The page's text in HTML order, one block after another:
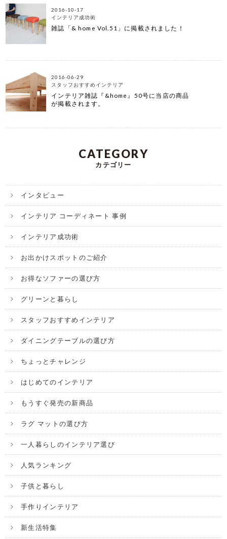
2016-10-17
インテリア成功術
雑誌「& home Vol.51」に掲載されました！
2016-06-29
スタッフおすすめインテリア
インテリア雑誌『&home』50号に当店の商品
が掲載されます。
CATEGORY
カテゴリー
インタビュー
インテリア コーディネート 事例
インテリア成功術
お出かけスポットのご紹介
お得なソファーの選び方
グリーンと暮らし
スタッフおすすめインテリア
ダイニングテーブルの選び方
ちょっとチャレンジ
はじめてのインテリア
もうすぐ発売の新商品
ラグ マットの選び方
一人暮らしのインテリア選び
人気ランキング
子供と暮らし
手作りインテリア
新生活特集